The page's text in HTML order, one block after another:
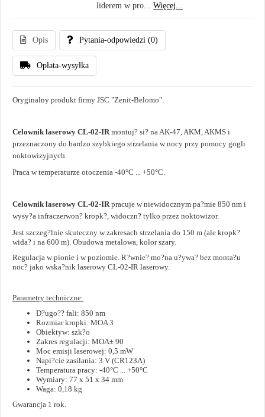
liderem w pro... Więcej...
Opis Pytania-odpowiedzi (0)
Opłata-wysyłka
Oryginalny produkt firmy JSC "Zenit-Belomo".
Celownik laserowy CL-02-IRmontuj? si? na AK-47, AKM, AKMS i
przeznaczony do bardzo szybkiego strzelania w nocy przy pomocy gogli
noktowizyjnych.
Praca w temperaturze otoczenia -40°C ... +50°C.
Celownik laserowy CL-02-IRpracuje w niewidocznym pa?mie 850 nm i
wysy?a infraczerwon? kropk?, widoczn? tylko przez noktowizor.
Jest szczeg?lnie skuteczny w zakresach strzelania do 150 m (ale kropk?
wida? i na 600 m). Obudowa metalowa, kolor szary.
Regulacja w pionie i w poziomie. R?wnie? mo?na u?ywa? bez monta?u
noc? jako wska?nik laserowy CL-02-IR laserowy.
Parametry techniczne:
D?ugo?? fali: 850 nm
Rozmiar kropki: MOA 3
Obiektyw: szk?o
Zakres regulacji: MOA± 90
Moc emisji laserowej: 0,5 mW
Napi?cie zasilania: 3 V (CR123A)
Temperatura pracy: -40°C ... +50°C
Wymiary: 77 x 51 x 34 mm
Waga: 0,18 kg
Gwarancja 1 rok.